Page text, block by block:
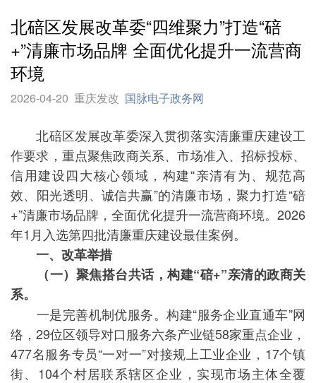
北碚区发展改革委“四维聚力”打造“碚
+”清廉市场品牌 全面优化提升一流营商
环境
2026-04-20 重庆发改 国脉电子政务网
北碚区发展改革委深入贯彻落实清廉重庆建设工
作要求，重点聚焦政商关系、市场准入、招标投标、
信用建设四大核心领域，构建“亲清有为、规范高
效、阳光透明、诚信共赢”的清廉市场，聚力打造“碚
+”清廉市场品牌，全面优化提升一流营商环境。2026
年1月入选第四批清廉重庆建设最佳案例。
一、改革举措
（一）聚焦搭台共话，构建“碚+”亲清的政商关
系。
一是完善机制优服务。构建“服务企业直通车”网
络，29位区领导对口服务六条产业链58家重点企业，
477名服务专员“一对一”对接规上工业企业，17个镇
街、104个村居联系辖区企业，实现市场主体全覆